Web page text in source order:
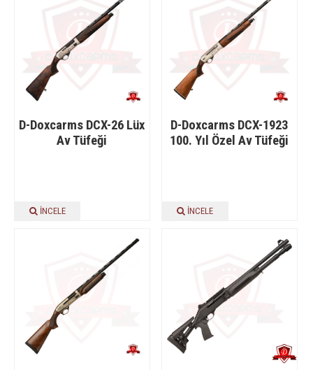
D-Doxcarms DCX-26 Lüx
Av Tüfeği
İNCELE
D-Doxcarms DCX-1923
100. Yıl Özel Av Tüfeği
İNCELE